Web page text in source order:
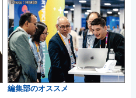
編集部のオススメ